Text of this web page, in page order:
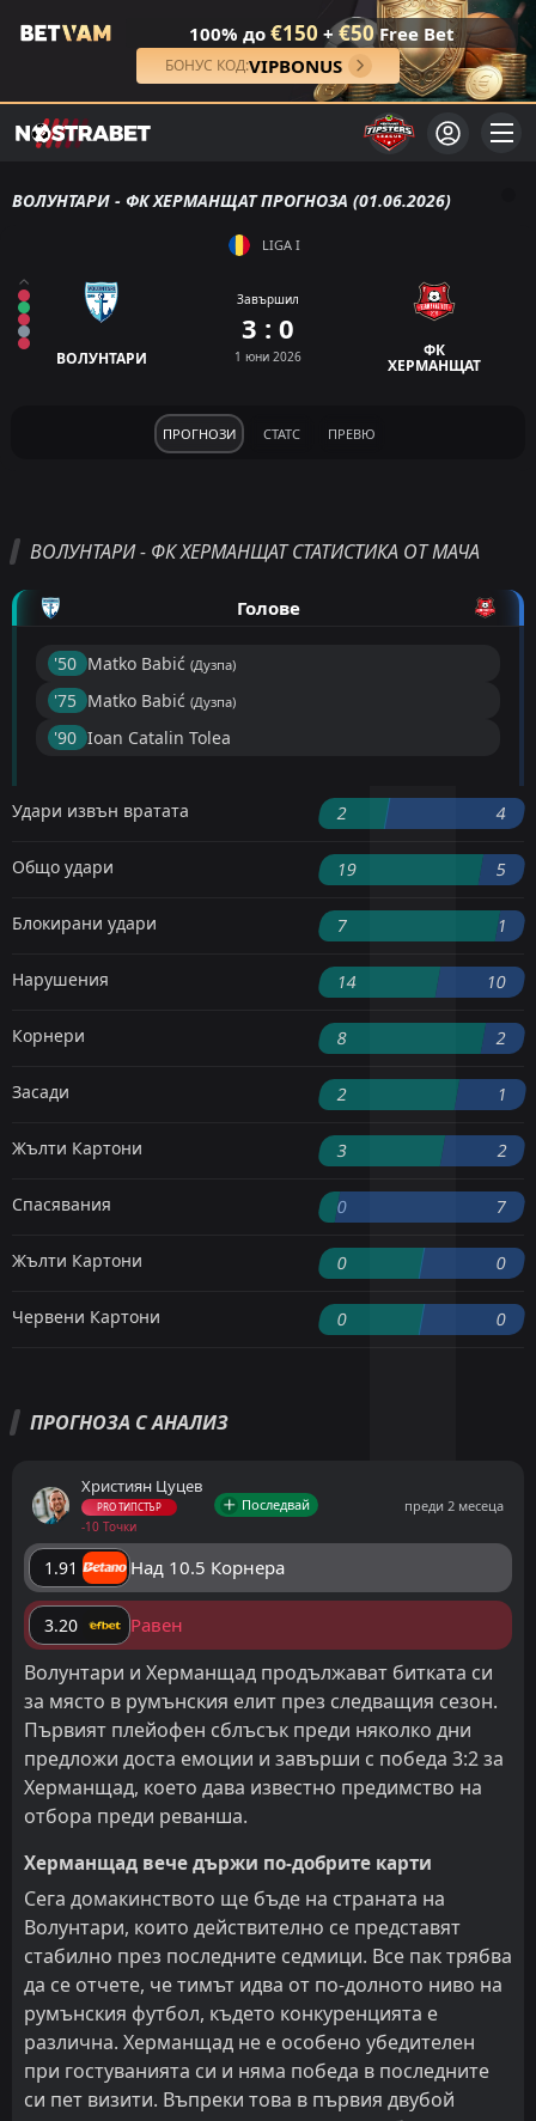
100% до €150 + €50Free Bet
БОНУС КОД:VIPBONUS
ВОЛУНТАРИ - ФК ХЕРМАНЩАТ ПРОГНОЗА (01.06.2026)
LIGA I
ВОЛУНТАРИ
Завършил
3 : 0
1 юни 2026 ФК
ХЕРМАНЩАТ
ПРОГНОЗИ СТАТС ПРЕВЮ
ВОЛУНТАРИ - ФК ХЕРМАНЩАТ СТАТИСТИКА ОТ МАЧА
Голове
'50 ︎ Matko Babić (Дузпа)
'75 ︎ Matko Babić (Дузпа)
'90 ︎ Ioan Catalin Tolea
Удари извън вратата 2 4
Общо удари 19 5
Блокирани удари 7 1
Нарушения 14 10
Корнери 8 2
Засади 2 1
Жълти Картони 3 2
Спасявания 0 7
Жълти Картони 0 0
Червени Картони 0 0
ПРОГНОЗА С АНАЛИЗ
Християн Цуцев
PRO ТИПСТЪР
-10 Точки
Последвай преди 2 месеца
1.91 Над 10.5 Корнера
3.20 Равен
Волунтари и Херманщад продължават битката си
за място в румънския елит през следващия сезон.
Първият плейофен сблъсък преди няколко дни
предложи доста емоции и завърши с победа 3:2 за
Херманщад, което дава известно предимство на
отбора преди реванша.
Херманщад вече държи по-добрите карти
Сега домакинството ще бъде на страната на
Волунтари, които действително се представят
стабилно през последните седмици. Все пак трябва
да се отчете, че тимът идва от по-долното ниво на
румънския футбол, където конкуренцията е
различна. Херманщад не е особено убедителен
при гостуванията си и няма победа в последните
си пет визити. Въпреки това в първия двубой